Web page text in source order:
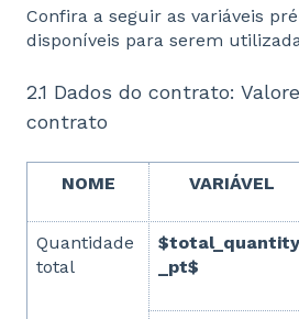
Confira a seguir as variáveis
disponíveis para serem
2.1 Dados do contrato:
contrato
NOME VARIÁVEL
Quantidade
total
$total_quantity
_pt$